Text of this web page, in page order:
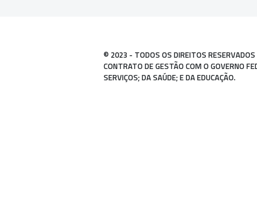
© 2023 - TODOS OS DIREITOS RESERVADOS
CONTRATO DE GESTÃO COM O GOVERNO
SERVIÇOS; DA SAÚDE; E DA EDUCAÇÃO.